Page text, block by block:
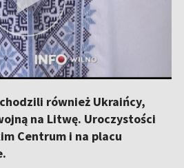
również Ukraińcy,
na Litwę. Uroczystości
Centrum i na placu